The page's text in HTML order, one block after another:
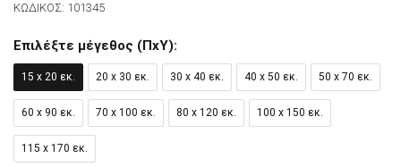
ΚΩΔΙΚΟΣ: 101345
Επιλέξτε μέγεθος (ΠxΥ):
15 x 20 εκ. 20 x 30 εκ. 30 x 40 εκ. 40 x 50 εκ. 50 x 70 εκ.
60 x 90 εκ. 70 x 100 εκ. 80 x 120 εκ. 100 x 150 εκ.
115 x 170 εκ.